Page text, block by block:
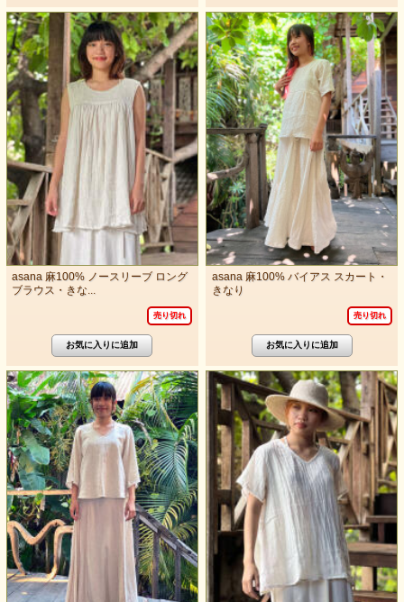
asana 麻100% ノースリーブ ロング
ブラウス・きな...
売り切れ
asana 麻100% バイアス スカート・
きなり
売り切れ